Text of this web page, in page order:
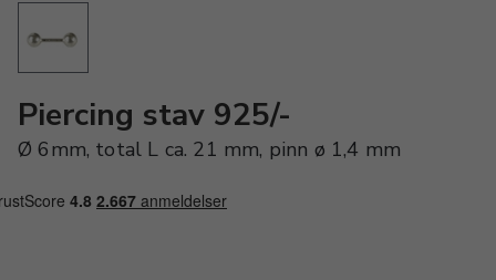
Piercing stav 925/-
Ø 6mm, total L ca. 21 mm, pinn ø 1,4 mm